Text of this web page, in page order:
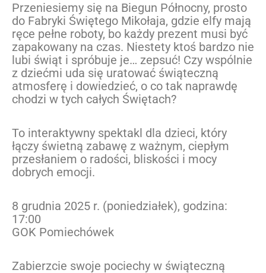
Przeniesiemy się na Biegun Północny, prosto
do Fabryki Świętego Mikołaja, gdzie elfy mają
ręce pełne roboty, bo każdy prezent musi być
zapakowany na czas. Niestety ktoś bardzo nie
lubi świąt i spróbuje je… zepsuć! Czy wspólnie
z dziećmi uda się uratować świąteczną
atmosferę i dowiedzieć, o co tak naprawdę
chodzi w tych całych Świętach?
To interaktywny spektakl dla dzieci, który
łączy świetną zabawę z ważnym, ciepłym
przesłaniem o radości, bliskości i mocy
dobrych emocji.
8 grudnia 2025 r. (poniedziałek), godzina:
17:00
GOK Pomiechówek
Zabierzcie swoje pociechy w świąteczną